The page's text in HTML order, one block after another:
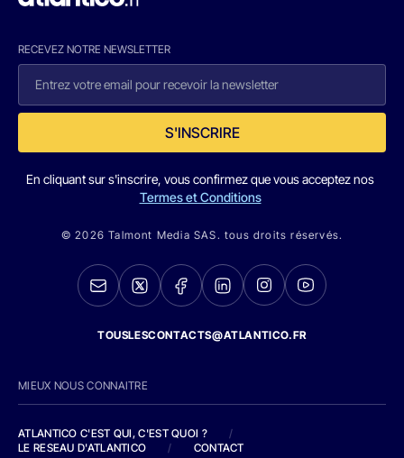
RECEVEZ NOTRE NEWSLETTER
S'INSCRIRE
En cliquant sur s'inscrire, vous confirmez que vous acceptez nos
Termes et Conditions
© 2026 Talmont Media SAS. tous droits réservés.
TOUSLESCONTACTS@ATLANTICO.FR
MIEUX NOUS CONNAITRE
ATLANTICO C'EST QUI, C'EST QUOI ?
/
LE RESEAU D'ATLANTICO
/ CONTACT